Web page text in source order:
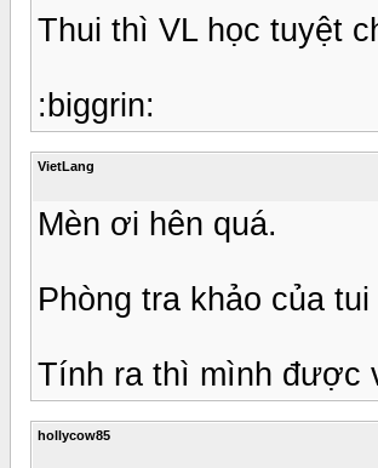
Thui thì VL học tuyệt
:biggrin:
VietLang
Mèn ơi hên quá.
Phòng tra khảo của
Tính ra thì mình được
hollycow85